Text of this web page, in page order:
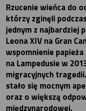
Rzucenie wieńca do
którzy zginęli
jednym z najbardziej
Leona XIV na Gran
wspomnienie
na Lampedusie w
migracyjnych
stało się mocnym
oraz o większą
międzynarodowej.